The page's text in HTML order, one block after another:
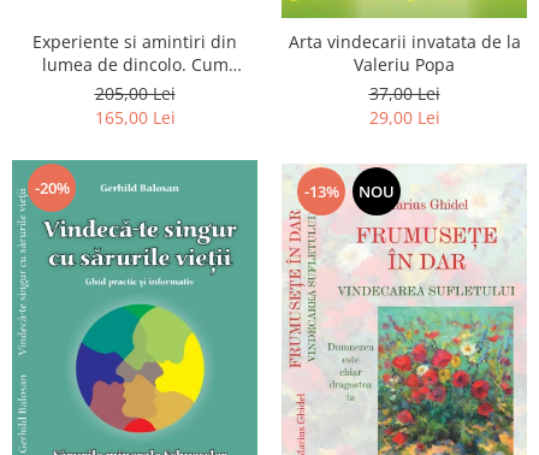
Experiente si amintiri din
lumea de dincolo. Cum
obtinem puteri
extrasenzoriale - cu exercitii
205,00 Lei
165,00 Lei
Arta vindecarii invatata de la
Valeriu Popa
37,00 Lei
29,00 Lei
-20% -13% NOU